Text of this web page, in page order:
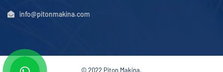
info@pitonmakina.com
© 2022 Piton Makina.